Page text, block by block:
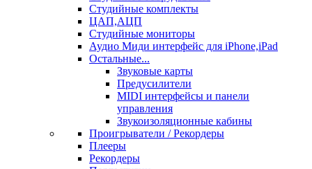
Студийные комплекты
ЦАП,АЦП
Студийные мониторы
Аудио Миди интерфейс для iPhone,iPad
Остальные...
Звуковые карты
Предусилители
MIDI интерфейсы и панели
управления
Звукоизоляционные кабины
Проигрыватели / Рекордеры
Плееры
Рекордеры